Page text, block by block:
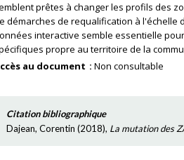
prêtes à changer les profils des
démarches de requalification à l'échelle
interactive semble essentielle
propre au territoire de la
au document
Non consultable
Citation bibliographique
Dajean, Corentin (2018), La mutation des